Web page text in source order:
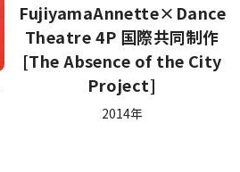
FujiyamaAnnette×Dance
Theatre 4P 国際共同制作
[The Absence of the City
Project]
2014年